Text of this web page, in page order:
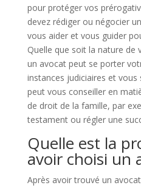
pour protéger vos
devez rédiger ou négocier
vous aider et vous guider
Quelle que soit la nature de
un avocat peut se porter
instances judiciaires et
peut vous conseiller en
de droit de la famille, par
testament ou régler une
Quelle est la
avoir choisi un
Après avoir trouvé un